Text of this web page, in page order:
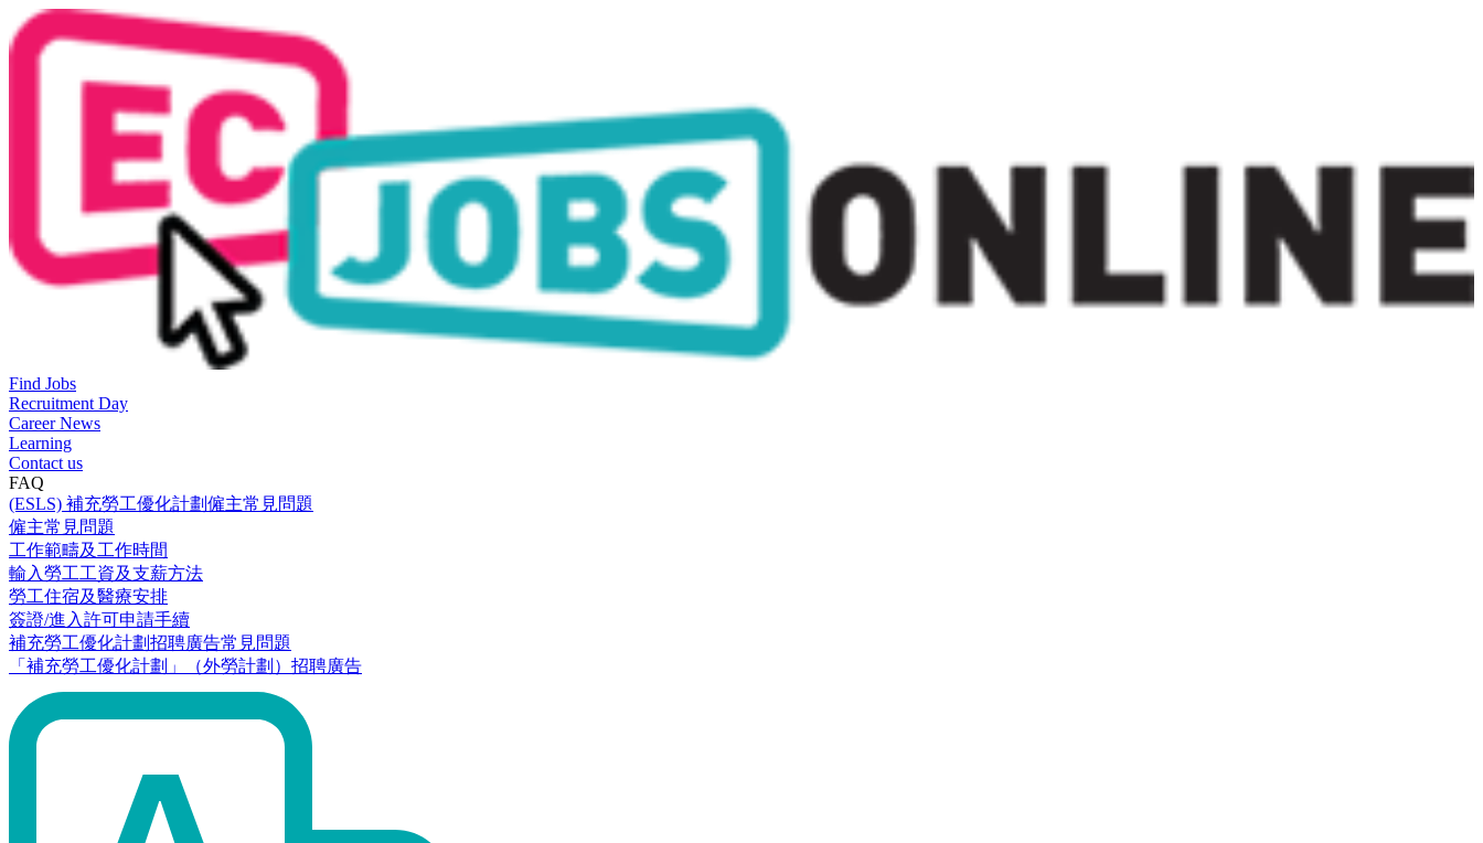
Find Jobs
Recruitment Day
Career News
Learning
Contact us
FAQ
(ESLS) 補充勞工優化計劃僱主常見問題
僱主常見問題
工作範疇及工作時間
輸入勞工工資及支薪方法
勞工住宿及醫療安排
簽證/進入許可申請手續
補充勞工優化計劃招聘廣告常見問題
「補充勞工優化計劃」（外勞計劃）招聘廣告